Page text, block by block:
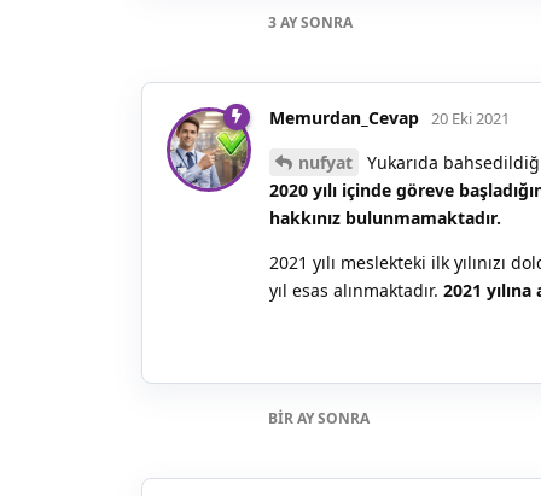
3 AYSONRA
Memurdan_Cevap 20 Eki 2021
nufyat
Yukarıda
2020 yılı içinde göreve
hakkınız bulunmamaktadır.
2021 yılı meslekteki ilk yılınızı
yıl esas alınmaktadır. 2021
BIR AYSONRA